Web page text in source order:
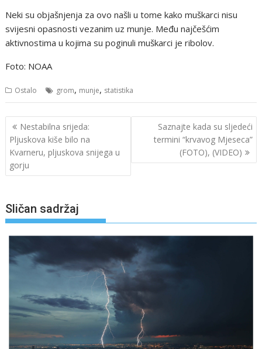
Neki su objašnjenja za ovo našli u tome kako muškarci nisu
svijesni opasnosti vezanim uz munje. Među najčešćim
aktivnostima u kojima su poginuli muškarci je ribolov.
Foto: NOAA
Ostalo grom, munje, statistika
Navigacija
objava
Nestabilna srijeda:
Pljuskova kiše bilo na
Kvarneru, pljuskova snijega u
gorju
Saznajte kada su sljedeći
termini “krvavog Mjeseca”
(FOTO), (VIDEO)
Sličan sadržaj